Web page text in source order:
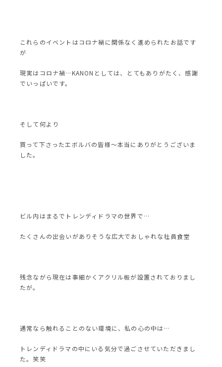
これらのイベントはコロナ禍に関係なく進められたお話です
が
現実はコロナ禍…KANONとしては、とてもありがたく、感謝
でいっぱいです。
そして何より
買って下さったエボルバの皆様〜本当にありがとうございま
した。
ビル内はまるでトレンディドラマの世界で…
たくさんの出会いがありそうな広大でおしゃれな社員食堂
残念ながら現在は事細かくアクリル板が設置されておりまし
たが。
通常なら触れることのない環境に、私の心の中は…
トレンディドラマの中にいる気分で過ごさせていただきまし
た。笑笑